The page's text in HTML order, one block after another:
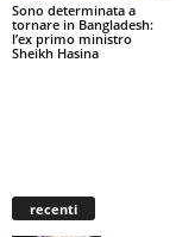
Sono determinata a
tornare in Bangladesh:
l’ex primo ministro
Sheikh Hasina
recenti